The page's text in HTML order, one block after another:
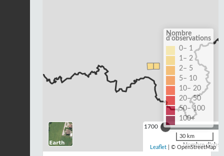
1700
Nombre
Nombre
d'observations
0– 1
1– 2
2– 5
5– 10
10– 20
20– 50
50– 100
100+
30 km
Leaflet | © OpenStreetMap